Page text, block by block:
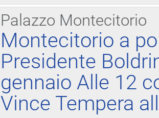
Palazzo Montecitorio
Montecitorio a
Presidente
gennaio Alle 12
Vince Tempera